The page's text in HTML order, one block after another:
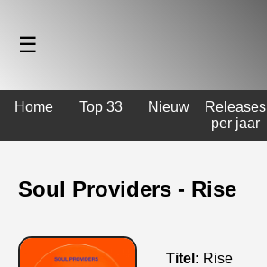
☰
Home Top 33 Nieuw
Releases
per jaar
Soul Providers - Rise
Titel: Rise